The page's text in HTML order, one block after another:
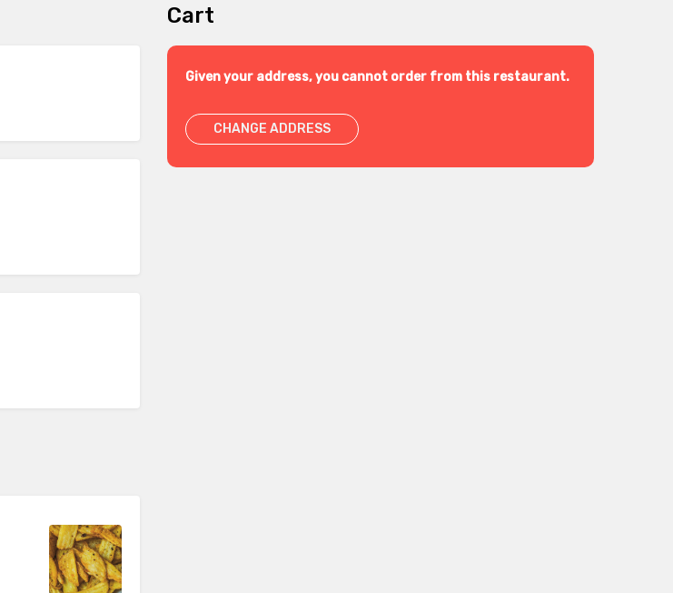
Cart
Given your address, you cannot order from this restaurant.
CHANGE ADDRESS